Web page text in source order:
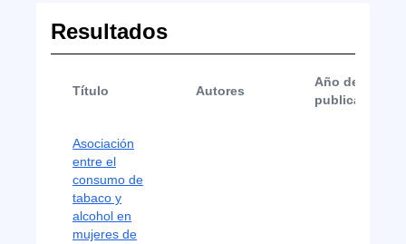
Resultados
Título Autores
Año de
publicación
Asociación
entre el
consumo de
tabaco y
alcohol en
mujeres de